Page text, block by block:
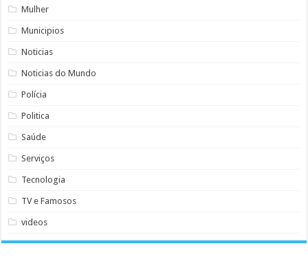
Mulher
Municipios
Noticias
Noticias do Mundo
Polícia
Politica
Saúde
Serviços
Tecnologia
TV e Famosos
videos